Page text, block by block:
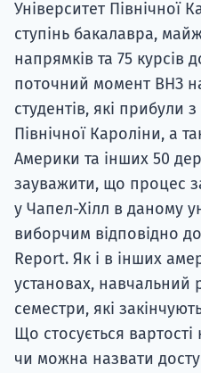
Університет Північної
ступінь бакалавра,
напрямків та 75 курсів
поточний момент ВНЗ
студентів, які прибули
Північної Кароліни, а
Америки та інших 50
зауважити, що процес
у Чапел-Хілл в даному
виборчим відповідно
Report. Як і в інших
установах, навчальний
семестри, які
Що стосується
чи можна назвати